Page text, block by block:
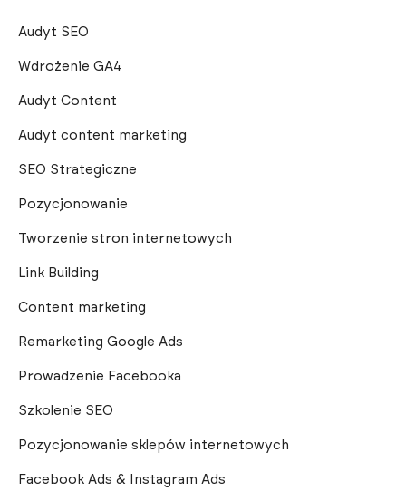
Audyt SEO
Wdrożenie GA4
Audyt Content
Audyt content marketing
SEO Strategiczne
Pozycjonowanie
Tworzenie stron internetowych
Link Building
Content marketing
Remarketing Google Ads
Prowadzenie Facebooka
Szkolenie SEO
Pozycjonowanie sklepów internetowych
Facebook Ads & Instagram Ads